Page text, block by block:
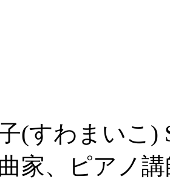
(すわまいこ)
家、ピアノ